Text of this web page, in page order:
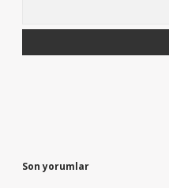
Son yorumlar